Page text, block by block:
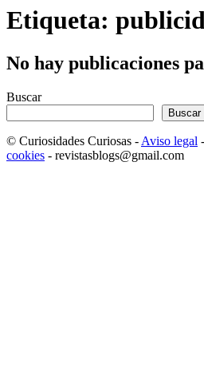
Etiqueta:
No hay publicaciones
Buscar
Buscar
© Curiosidades Curiosas - Aviso legal -
cookies - revistasblogs@gmail.com